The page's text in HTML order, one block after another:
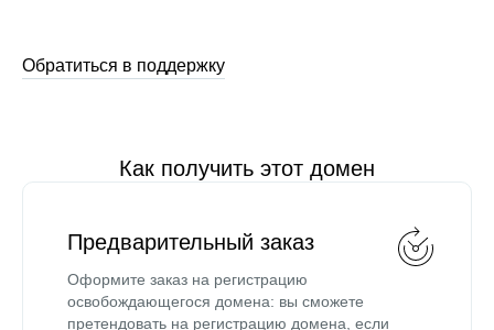
Обратиться в поддержку
Как получить этот домен
Предварительный заказ
Оформите заказ на регистрацию
освобождающегося домена: вы сможете
претендовать на регистрацию домена, если